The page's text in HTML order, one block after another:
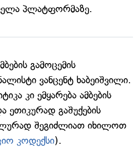
პლატფორმაზე.
გამოცემის
ვანცენტ ხაბეიშვილი.
კი ემყარება ამბების
ეთიკურად გაშუქების
შეგიძლიათ იხილოთ
კოდექსი).